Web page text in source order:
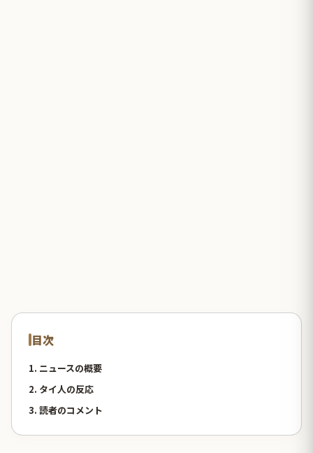
目次
1. ニュースの概要
2. タイ人の反応
3. 読者のコメント